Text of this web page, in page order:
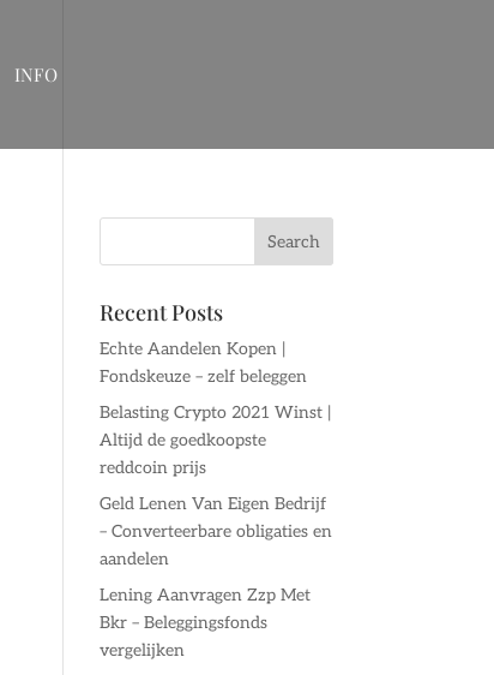
INFO
Recent Posts
Echte Aandelen Kopen |
Fondskeuze – zelf beleggen
Belasting Crypto 2021 Winst |
Altijd de goedkoopste
reddcoin prijs
Geld Lenen Van Eigen Bedrijf
– Converteerbare obligaties en
aandelen
Lening Aanvragen Zzp Met
Bkr – Beleggingsfonds
vergelijken